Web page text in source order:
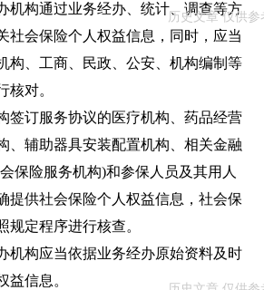
机构通过业务经办、统计、调查等方
社会保险个人权益信息，同时，应当
构、工商、民政、公安、机构编制等
核对。
签订服务协议的医疗机构、药品经营
、辅助器具安装配置机构、相关金融
保险服务机构)和参保人员及其用人
提供社会保险个人权益信息，社会保
规定程序进行核查。
机构应当依据业务经办原始资料及时
益信息。